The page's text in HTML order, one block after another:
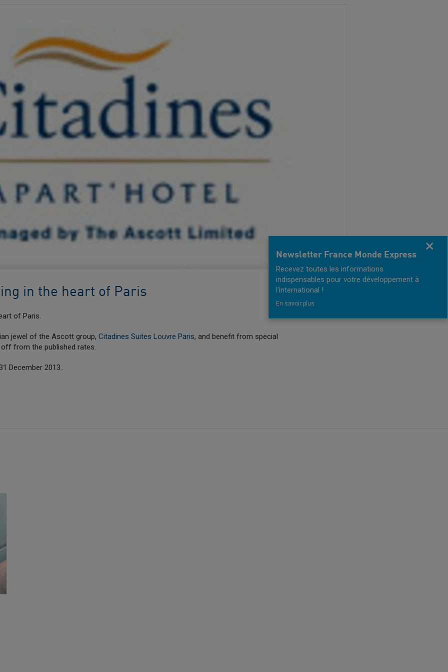
in the heart of Paris
of Paris.
jewel of the Ascott group, Citadines Suites Louvre Paris, and benefit from special
off from the published rates.
December 2013..
Newsletter France Monde Express
Recevez toutes les informations
indispensables pour votre développement à
l'international !
En savoir plus